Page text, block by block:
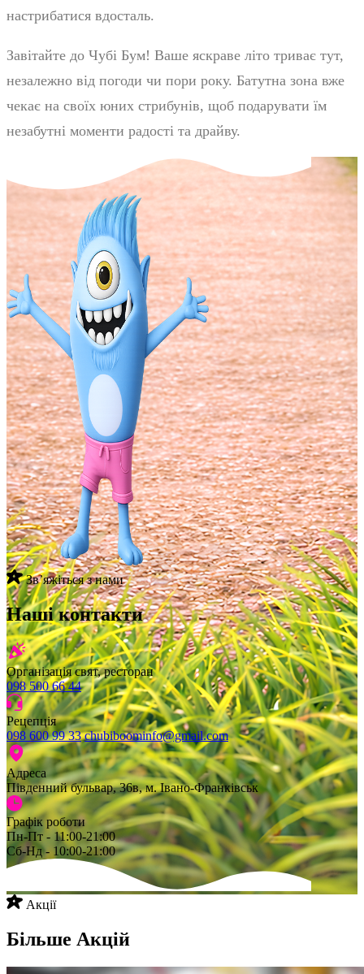
настрибатися вдосталь.
Завітайте до Чубі Бум! Ваше яскраве літо триває тут,
незалежно від погоди чи пори року. Батутна зона вже
чекає на своїх юних стрибунів, щоб подарувати їм
незабутні моменти радості та драйву.
Звʼяжіться з нами
Наші контакти
Організація свят, ресторан
098 500 66 44
Рецепція
098 600 99 33 chubiboominfo@gmail.com
Адреса
Південний бульвар, 36в, м. Івано-Франківськ
Графік роботи
Пн-Пт - 11:00-21:00
Сб-Нд - 10:00-21:00
Акції
Більше Акцій